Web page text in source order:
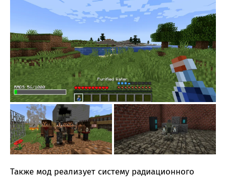
Также мод реализует систему радиационного